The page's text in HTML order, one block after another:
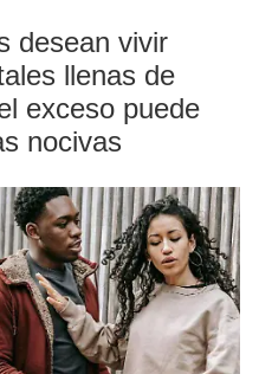
desean vivir
llenas de
exceso puede
nocivas